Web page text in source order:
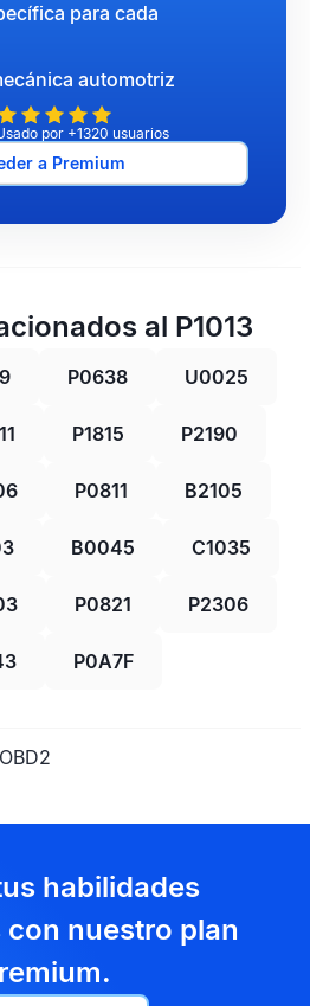
para cada
automotriz
por +1320 usuarios
a Premium
al P1013
P0638 U0025
P1815 P2190
P0811 B2105
B0045 C1035
P0821 P2306
P0A7F
habilidades
nuestro plan